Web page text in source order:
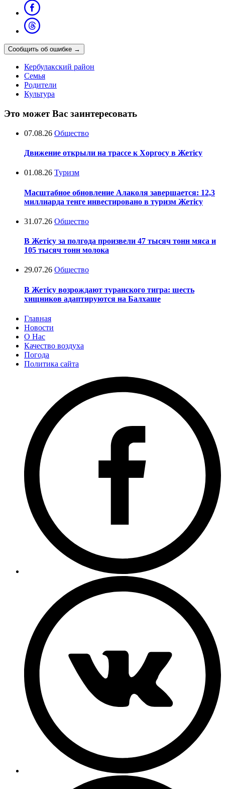
Сообщить об ошибке →
Кербулакский район
Семья
Родители
Культура
Это может Вас заинтересовать
07.08.26 Общество
Движение открыли на трассе к Хоргосу в Жетісу
01.08.26 Туризм
Масштабное обновление Алаколя завершается: 12,3
миллиарда тенге инвестировано в туризм Жетісу
31.07.26 Общество
В Жетісу за полгода произвели 47 тысяч тонн мяса и
105 тысяч тонн молока
29.07.26 Общество
В Жетісу возрождают туранского тигра: шесть
хищников адаптируются на Балхаше
Главная
Новости
О Нас
Качество воздуха
Погода
Политика сайта